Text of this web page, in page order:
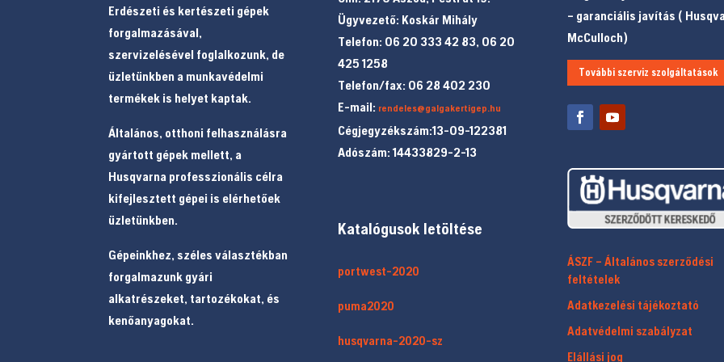
Erdészeti és kertészeti gépek
forgalmazásával,
szervizelésével foglalkozunk, de
üzletünkben a munkavédelmi
termékek is helyet kaptak.
Általános, otthoni felhasználásra
gyártott gépek mellett, a
Husqvarna professzionális célra
kifejlesztett gépei is elérhetőek
üzletünkben.
Gépeinkhez, széles választékban
forgalmazunk gyári
alkatrészeket, tartozékokat, és
kenőanyagokat.
Ügyvezető: Koskár Mihály
Telefon: 06 20 333 42 83, 06 20
425 1258
Telefon/fax: 06 28 402 230
E-mail: rendeles@galgakertigep.hu
Cégjegyzékszám:13-09-122381
Adószám: 14433829-2-13
Katalógusok letöltése
portwest-2020
puma2020
husqvarna-2020-sz
– garanciális javítás (
McCulloch)
További szerviz szolgáltatások
ÁSZF – Általános szerződési
feltételek
Adatkezelési tájékoztató
Adatvédelmi szabályzat
Elállási jog